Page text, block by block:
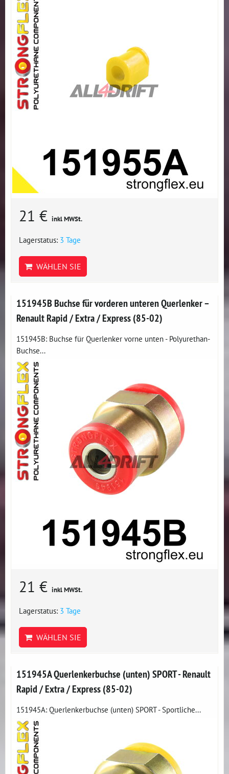
21 € inkl MWSt.
Lagerstatus: 3 Tage
WÄHLEN SIE
151945B Buchse für vorderen unteren Querlenker –
Renault Rapid / Extra / Express (85-02)
151945B: Buchse für Querlenker vorne unten - Polyurethan-
Buchse...
21 € inkl MWSt.
Lagerstatus: 3 Tage
WÄHLEN SIE
151945A Querlenkerbuchse (unten) SPORT - Renault
Rapid / Extra / Express (85-02)
151945A: Querlenkerbuchse (unten) SPORT - Sportliche...